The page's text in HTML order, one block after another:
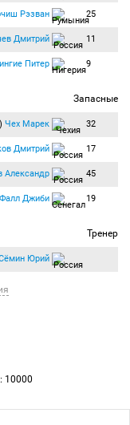
Рэзван 25
Дмитрий 11
Питер 9
Запасные
Чех Марек 32
Дмитрий 17
Александр 45
Фалл Джиби 19
Тренер
Юрий
10000